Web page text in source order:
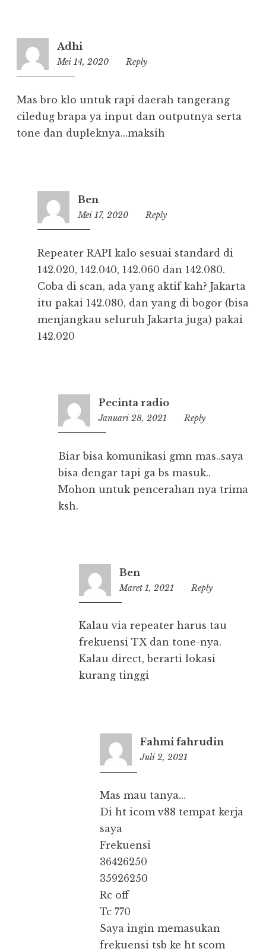
Adhi
Mei 14, 2020 23:52
Reply
Mas bro klo untuk rapi daerah tangerang
ciledug brapa ya input dan outputnya serta
tone dan dupleknya…maksih
Ben
Mei 17, 2020 09:25
Reply
Repeater RAPI kalo sesuai standard di
142.020, 142.040, 142.060 dan 142.080.
Coba di scan, ada yang aktif kah? Jakarta
itu pakai 142.080, dan yang di bogor (bisa
menjangkau seluruh Jakarta juga) pakai
142.020
Pecinta radio
Januari 28, 2021 18:11
Reply
Biar bisa komunikasi gmn mas..saya
bisa dengar tapi ga bs masuk..
Mohon untuk pencerahan nya trima
ksh.
Ben
Maret 1, 2021 08:39
Reply
Kalau via repeater harus tau
frekuensi TX dan tone-nya.
Kalau direct, berarti lokasi
kurang tinggi
Fahmi fahrudin
Juli 2, 2021
Mas mau tanya…
Di ht icom v88 tempat kerja
saya
Frekuensi
36426250
35926250
Rc off
Tc 770
Saya ingin memasukan
frekuensi tsb ke ht scom